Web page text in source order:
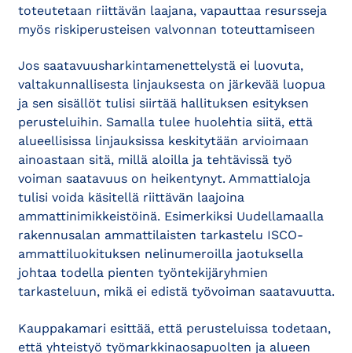
toteutetaan riittävän laajana, vapauttaa resursseja
myös riskiperusteisen valvonnan toteuttamiseen
Jos saatavuusharkintamenettelystä ei luovuta,
valtakunnallisesta linjauksesta on järkevää luopua
ja sen sisällöt tulisi siirtää hallituksen esityksen
perusteluihin. Samalla tulee huolehtia siitä, että
alueellisissa linjauksissa keskitytään arvioimaan
ainoastaan sitä, millä aloilla ja tehtävissä työ
voiman saatavuus on heikentynyt. Ammattialoja
tulisi voida käsitellä riittävän laajoina
ammattinimikkeistöinä. Esimerkiksi Uudellamaalla
rakennusalan ammattilaisten tarkastelu ISCO-
ammattiluokituksen nelinumeroilla jaotuksella
johtaa todella pienten työntekijäryhmien
tarkasteluun, mikä ei edistä työvoiman saatavuutta.
Kauppakamari esittää, että perusteluissa todetaan,
että yhteistyö työmarkkinaosapuolten ja alueen